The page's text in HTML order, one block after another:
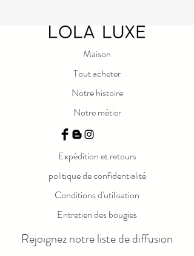
Maison
Tout acheter
Notre histoire
Notre métier
Expédition et retours
politique de confidentialité
Conditions d'utilisation
Entretien des bougies
Rejoignez notre liste de diffusion